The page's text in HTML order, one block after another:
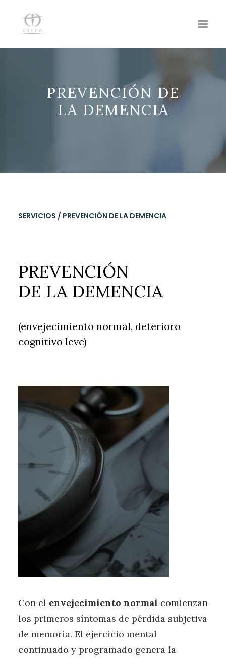
SERVICIOSPREVENCIÓN DE
LA DEMENCIA
SERVICIOS / PREVENCIÓN DE LA DEMENCIA
PREVENCIÓN
DE LA DEMENCIA
(envejecimiento normal, deterioro
cognitivo leve)
Con el envejecimiento normal comienzan
los primeros síntomas de pérdida subjetiva
de memoria. El ejercicio mental
continuado y programado genera la